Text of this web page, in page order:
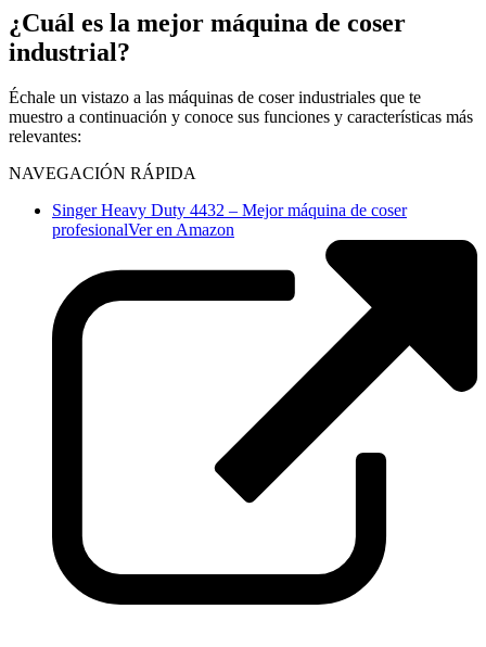
¿Cuál es la mejor máquina de coser
industrial?
Échale un vistazo a las máquinas de coser industriales que te
muestro a continuación y conoce sus funciones y características más
relevantes:
NAVEGACIÓN RÁPIDA
Singer Heavy Duty 4432 – Mejor máquina de coser
profesionalVer en Amazon